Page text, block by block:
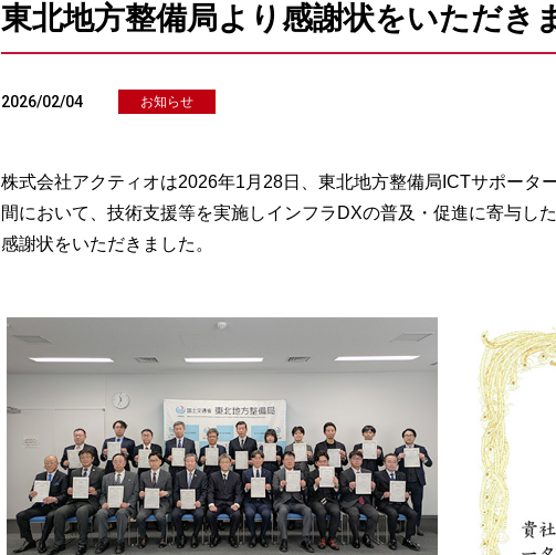
東北地方整備局より感謝状をいただき
2026/02/04 お知らせ
株式会社アクティオは2026年1月28日、東北地方整備局ICTサポータ
間において、技術支援等を実施しインフラDXの普及・促進に寄与し
感謝状をいただきました。